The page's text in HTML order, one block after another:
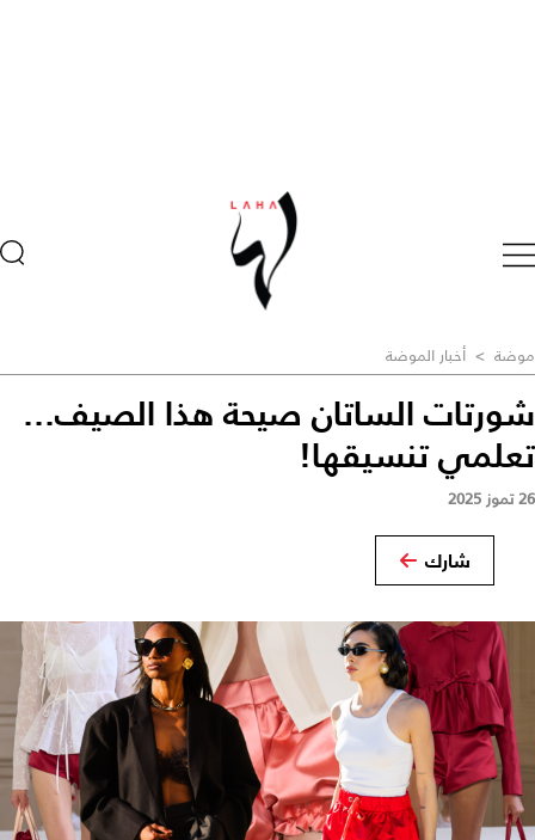
موضة > أخبار الموضة
شورتات الساتان صيحة هذا الصيف...
تعلمي تنسيقها!
26 تموز 2025
شارك